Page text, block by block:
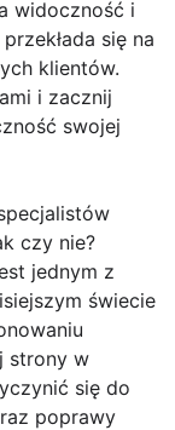
widoczność i
się na
klientów.
i zacznij
swojej
czy nie?
jednym z
świecie
strony w
się do
poprawy